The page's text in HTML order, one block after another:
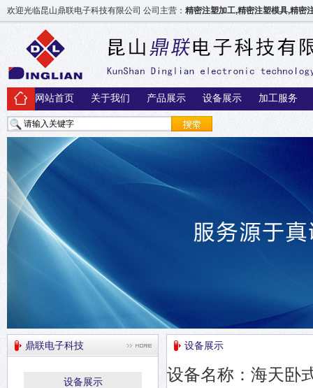
欢迎光临昆山鼎联电子科技有限公司 公司主营： 精密注塑加工,精密注塑模具,精密
网站首页 关于我们 产品展示 设备展示 加工服务
鼎联电子科技
设备展示
设备展示
设备名称：海天卧